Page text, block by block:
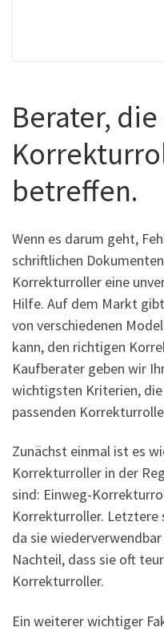
Berater,
betreffen.
Wenn es darum geht,
schriftlichen
Korrekturroller eine
Hilfe. Auf dem Markt
von verschiedenen
kann, den richtigen
Kaufberater geben wir
wichtigsten Kriterien, die
passenden
Zunächst einmal ist es
Korrekturroller in der
sind: Einweg-
Korrekturroller. Letztere
da sie
Nachteil, dass sie oft
Korrekturroller.
Ein weiterer wichtiger